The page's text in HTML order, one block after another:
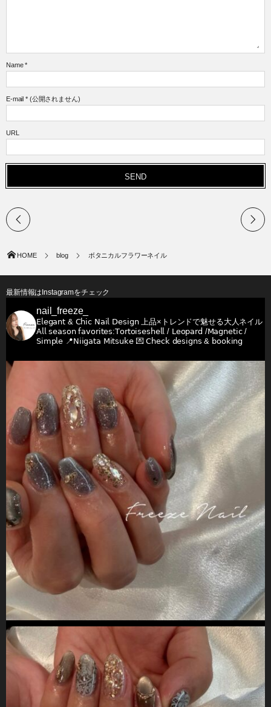
Name *
E-mail *(公開されません)
URL
HOME blog ボタニカルフラワーネイル
最新情報はInstagramをチェック
nail_freeze_
𝖤𝗅𝖾𝗀𝖺𝗇𝗍 & 𝖢𝗁𝗂𝖼 𝖭𝖺𝗂𝗅 𝖣𝖾𝗌𝗂𝗀𝗇上品×トレンドで魅せる大人ネイル
𝖠𝗅𝗅 𝗌𝖾𝖺𝗌𝗈𝗇 𝖿𝖺𝗏𝗈𝗋𝗂𝗍𝖾𝗌:𝖳𝗈𝗋𝗍𝗈𝗂𝗌𝖾𝗌𝗁𝖾𝗅𝗅 / 𝖫𝖾𝗈𝗉𝖺𝗋𝖽 /𝖬𝖺𝗀𝗇𝖾𝗍𝗂𝖼 /
𝖲𝗂𝗆𝗉𝗅𝖾 📍𝖭𝗂𝗂𝗀𝖺𝗍𝖺 𝖬𝗂𝗍𝗌𝗎𝗄𝖾💌 𝖢𝗁𝖾𝖼𝗄 𝖽𝖾𝗌𝗂𝗀𝗇𝗌 & 𝖻𝗈𝗈𝗄𝗂𝗇𝗀